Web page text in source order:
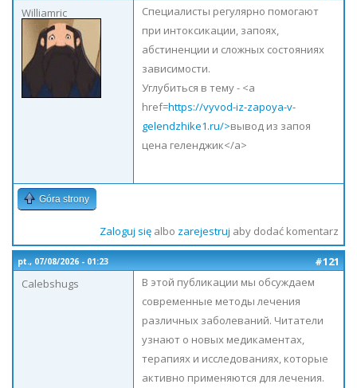
Williamric
Специалисты регулярно помогают
при интоксикации, запоях,
абстиненции и сложных состояниях
зависимости.
Углубиться в тему - <a
href=https://vyvod-iz-zapoya-v-
gelendzhike1.ru/>вывод из запоя
цена геленджик</a>
Góra strony
Zaloguj sięalbo zarejestruj aby dodać komentarz
pt., 07/08/2026 - 01:23
#121
Calebshugs
В этой публикации мы обсуждаем
современные методы лечения
различных заболеваний. Читатели
узнают о новых медикаментах,
терапиях и исследованиях, которые
активно применяются для лечения.